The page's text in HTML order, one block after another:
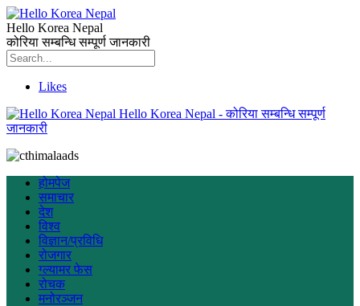
Hello Korea Nepal
कोरिया सम्बन्धि सम्पूर्ण जानकारी
Likes
Hello Korea Nepal - कोरिया सम्बन्धि सम्पूर्ण
जानकारी
होमपेज
समाचार
देश
विश्व
विज्ञान/प्रविधि
रोजगार
ग्ल्यामर फेस
रोचक
मनोरञ्जन